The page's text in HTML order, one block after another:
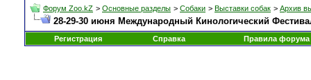
Форум Zoo.kZ > Основные разделы > Собаки > Выставки собак > Архив
28-29-30 июня Международный Кинологический
Регистрация Справка Правила форума